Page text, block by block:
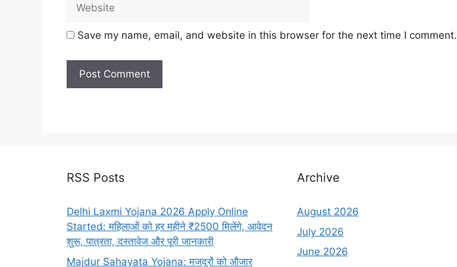
Save my name, email, and website in this browser for the next time I comment.
RSS Posts
Delhi Laxmi Yojana 2026 Apply Online
Started: महिलाओं को हर महीने ₹2500 मिलेंगे, आवेदन
शुरू, पात्रता, दस्तावेज और पूरी जानकारी
Majdur Sahayata Yojana: मजदूरों को औजार
Archive
August 2026
July 2026
June 2026